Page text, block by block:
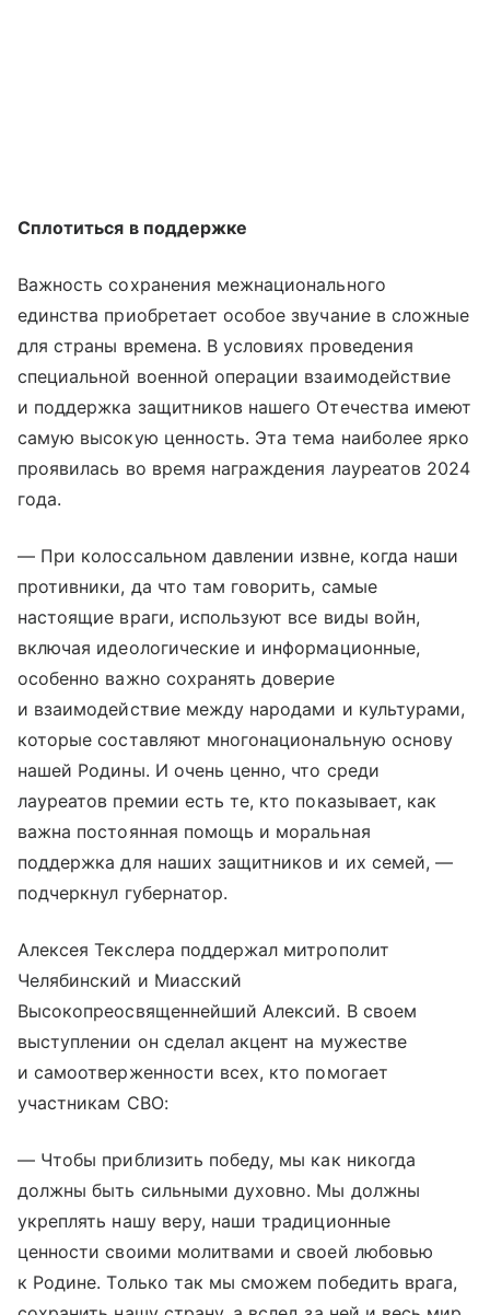
Сплотиться в поддержке
Важность сохранения межнационального
единства приобретает особое звучание в сложные
для страны времена. В условиях проведения
специальной военной операции взаимодействие
и поддержка защитников нашего Отечества имеют
самую высокую ценность. Эта тема наиболее ярко
проявилась во время награждения лауреатов 2024
года.
— При колоссальном давлении извне, когда наши
противники, да что там говорить, самые
настоящие враги, используют все виды войн,
включая идеологические и информационные,
особенно важно сохранять доверие
и взаимодействие между народами и культурами,
которые составляют многонациональную основу
нашей Родины. И очень ценно, что среди
лауреатов премии есть те, кто показывает, как
важна постоянная помощь и моральная
поддержка для наших защитников и их семей, —
подчеркнул губернатор.
Алексея Текслера поддержал митрополит
Челябинский и Миасский
Высокопреосвященнейший Алексий. В своем
выступлении он сделал акцент на мужестве
и самоотверженности всех, кто помогает
участникам СВО:
— Чтобы приблизить победу, мы как никогда
должны быть сильными духовно. Мы должны
укреплять нашу веру, наши традиционные
ценности своими молитвами и своей любовью
к Родине. Только так мы сможем победить врага,